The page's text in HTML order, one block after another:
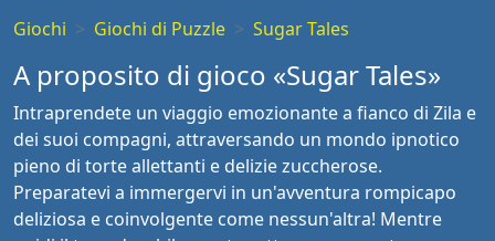
Giochi Giochi di Puzzle Sugar Tales
A proposito di gioco «Sugar Tales»
Intraprendete un viaggio emozionante a fianco di Zila e
dei suoi compagni, attraversando un mondo ipnotico
pieno di torte allettanti e delizie zuccherose.
Preparatevi a immergervi in un'avventura rompicapo
deliziosa e coinvolgente come nessun'altra! Mentre